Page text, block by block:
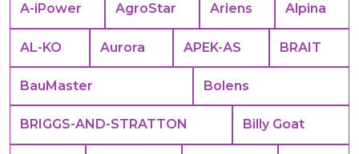
A-iPower AgroStar Ariens Alpina
AL-KO Aurora APEK-АS BRAIT
BauMaster Bolens
BRIGGS-AND-STRATTON Billy Goat